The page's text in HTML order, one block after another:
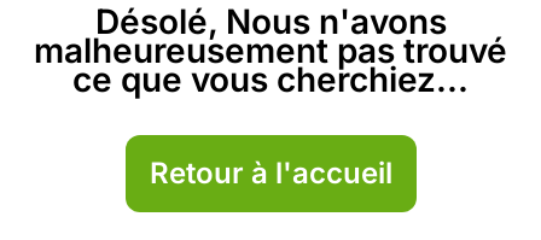
Désolé, Nous n'avons
malheureusement pas trouvé
ce que vous cherchiez...
Retour à l'accueil